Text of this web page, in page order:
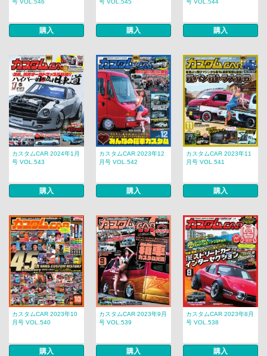
購入 購入 購入
カスタムCAR 2024年1月
号 VOL.543
購入
カスタムCAR 2023年12
月号 VOL.542
購入
カスタムCAR 2023年11
月号 VOL.541
購入
カスタムCAR 2023年10
月号 VOL.540
購入
カスタムCAR 2023年9月
号 VOL.539
購入
カスタムCAR 2023年8月
号 VOL.538
購入